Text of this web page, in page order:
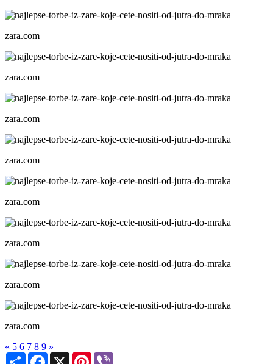
zara.com
zara.com
zara.com
zara.com
zara.com
zara.com
zara.com
zara.com
« 5 6 7 8 9 »
Share Facebook
X Pinterest